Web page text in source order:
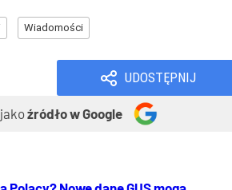
Wiadomości
UDOSTĘPNIJ
źródło w Google